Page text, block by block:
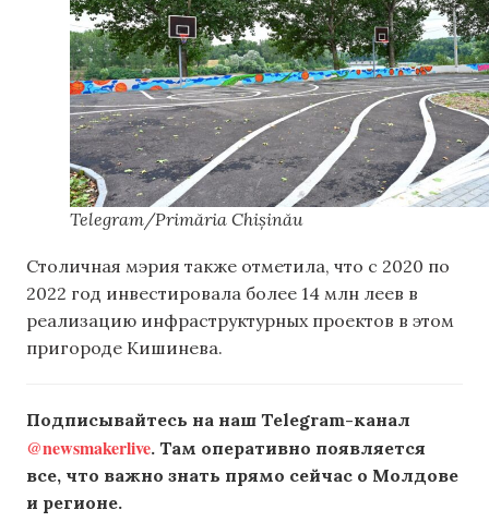
Telegram/Primăria Chișinău
Столичная мэрия также отметила, что с 2020 по
2022 год инвестировала более 14 млн леев в
реализацию инфраструктурных проектов в этом
пригороде Кишинева.
Подписывайтесь на наш Telegram-канал
@newsmakerlive. Там оперативно появляется
все, что важно знать прямо сейчас о Молдове
и регионе.